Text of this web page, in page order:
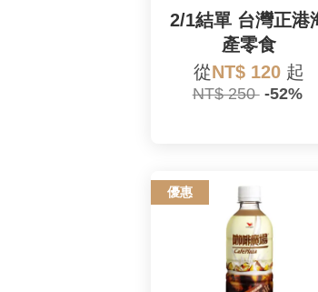
2/1結單 台灣正港
產零食
從NT$ 120 起
NT$ 250 -52%
優惠